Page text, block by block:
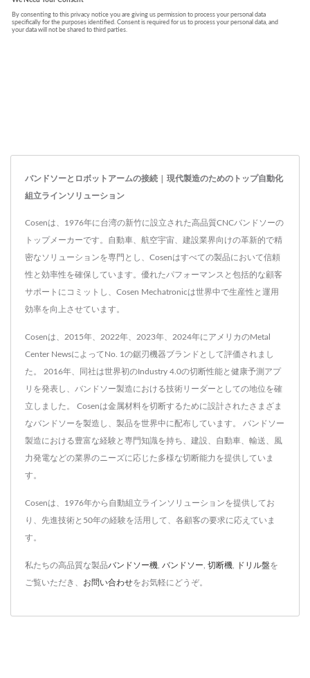
バンドソーとロボットアームの接続 | 現代製造のためのトップ自動化
組立ラインソリューション
Cosenは、1976年に台湾の新竹に設立された高品質CNCバンドソーの
トップメーカーです。自動車、航空宇宙、建設業界向けの革新的で精
密なソリューションを専門とし、Cosenはすべての製品において信頼
性と効率性を確保しています。優れたパフォーマンスと包括的な顧客
サポートにコミットし、Cosen Mechatronicは世界中で生産性と運用
効率を向上させています。
Cosenは、2015年、2022年、2023年、2024年にアメリカのMetal
Center NewsによってNo. 1の鋸刃機器ブランドとして評価されまし
た。 2016年、同社は世界初のIndustry 4.0の切断性能と健康予測アプ
リを発表し、バンドソー製造における技術リーダーとしての地位を確
立しました。 Cosenは金属材料を切断するために設計されたさまざま
なバンドソーを製造し、製品を世界中に配布しています。 バンドソー
製造における豊富な経験と専門知識を持ち、建設、自動車、輸送、風
力発電などの業界のニーズに応じた多様な切断能力を提供していま
す。
Cosenは、1976年から自動組立ラインソリューションを提供してお
り、先進技術と50年の経験を活用して、各顧客の要求に応えていま
す。
私たちの高品質な製品バンドソー機 バンドソー 切断機 ドリル盤を
ご覧いただき、 お問い合わせをお気軽にどうぞ。